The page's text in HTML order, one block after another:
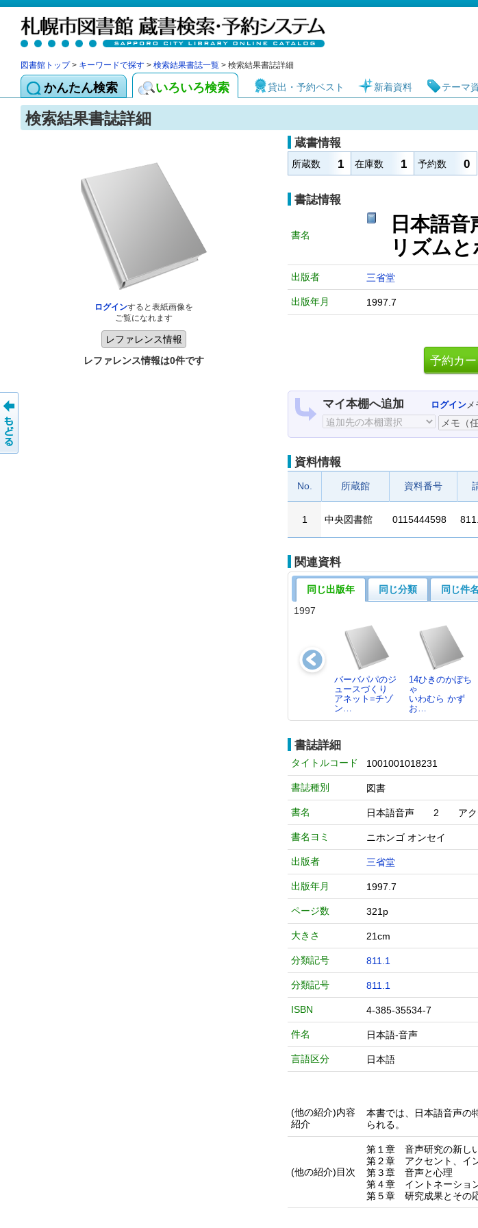
札幌市図書館 蔵書検索・予約シス
図書館トップ> キーワードで探す > 検索結果書誌一覧 > 検索結果書誌詳細
かんたん検索 いろいろ検索 貸出・予約ベスト 新着資料 テーマ
検索結果書誌詳細
ログインすると表紙画像を
ご覧になれます
レファレンス情報は0件です
蔵書情報
所蔵数 1 在庫数 1 予約数 0
書誌情報
書名
日本語
リズム
出版者 三省堂
出版年月 1997.7
マイ本棚へ追加 ログインメ
資料情報
No. 所蔵館 資料番号
1 中央図書館 0115444598
関連資料
同じ出版年 同じ分類
同じ件名
1997
バーバパパのジ
ュースづくり
アネット=チゾ
ン…
14ひきのかぼち
ゃ
いわむら かず
お…
書誌詳細
タイトルコード 1001001018231
書誌種別 図書
書名 日本語音声 2 アクセ
書名ヨミ ニホンゴ オンセイ
出版者 三省堂
出版年月 1997.7
ページ数 321p
大きさ 21cm
分類記号 811.1
分類記号 811.1
ISBN 4-385-35534-7
件名 日本語-音声
言語区分 日本語
(他の紹介)内容
紹介
本書では、日本語音声の
られる。
(他の紹介)目次
第１章 音声研究の新し
第２章 アクセント、イ
第３章 音声と心理
第４章 イントネーショ
第５章 研究成果とその